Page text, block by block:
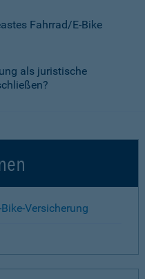
Fahrrad/E-Bike
als juristische
Versicherung